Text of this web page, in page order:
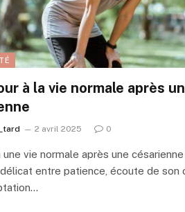
à la vie normale après
2 avril 2025 0
une vie normale après une
entre patience, écoute de son